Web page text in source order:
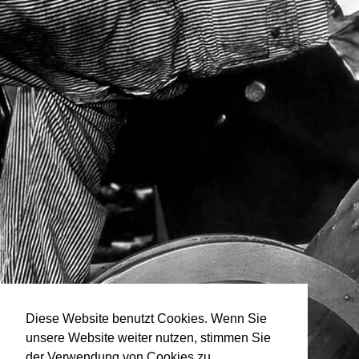
Diese Website benutzt Cookies. Wenn Sie
unsere Website weiter nutzen, stimmen Sie